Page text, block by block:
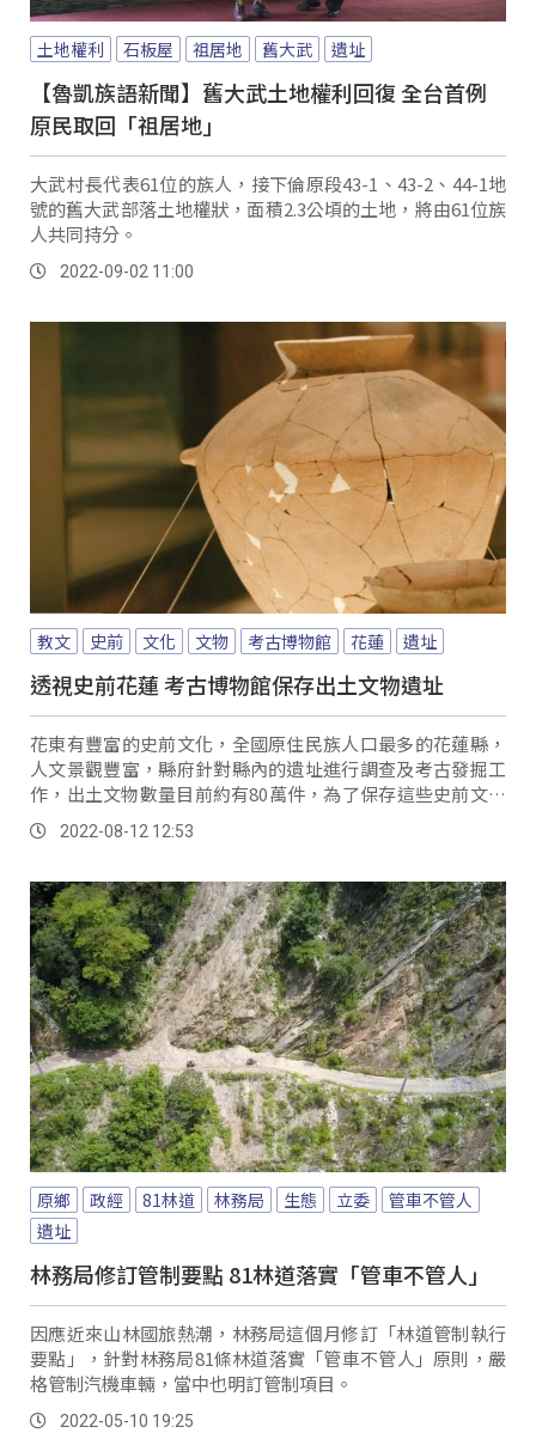
土地權利 石板屋 祖居地 舊大武 遺址
【魯凱族語新聞】舊大武土地權利回復 全台首例
原民取回「祖居地」
大武村長代表61位的族人，接下倫原段43-1、43-2、44-1地
號的舊大武部落土地權狀，面積2.3公頃的土地，將由61位族
人共同持分。
2022-09-02 11:00
教文 史前 文化 文物 考古博物館 花蓮 遺址
透視史前花蓮 考古博物館保存出土文物遺址
花東有豐富的史前文化，全國原住民族人口最多的花蓮縣，
人文景觀豐富，縣府針對縣內的遺址進行調查及考古發掘工
作，出土文物數量目前約有80萬件，為了保存這些史前文化
的資產，花蓮縣府在壽豐鄉，成立了花蓮縣考古...。
2022-08-12 12:53
原鄉 政經 81林道 林務局 生態 立委
管車不管人
遺址
林務局修訂管制要點 81林道落實「管車不管人」
因應近來山林國旅熱潮，林務局這個月修訂「林道管制執行
要點」，針對林務局81條林道落實「管車不管人」原則，嚴
格管制汽機車輛，當中也明訂管制項目。
2022-05-10 19:25